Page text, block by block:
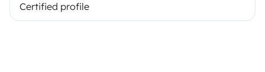
Certified profile